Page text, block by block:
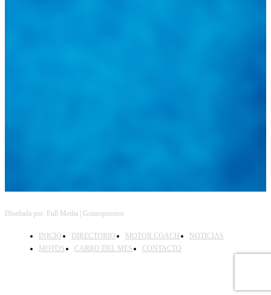
Diseñada por: Full Media | Guiarepuestos
INICIO DIRECTORIO MOTOR COACH
NOTICIAS
MOTOS
CARRO DEL MES CONTACTO